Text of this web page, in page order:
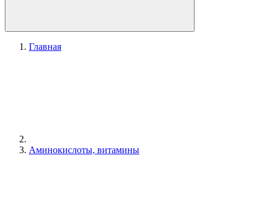
Главная
Аминокислоты, витамины